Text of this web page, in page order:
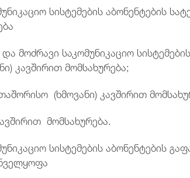
სისტემების აბონენტების
საკომუნიკაციო
კავშირით მომსახურება;
(ხმოვანი) კავშირით
მომსახურება.
სისტემების აბონენტების